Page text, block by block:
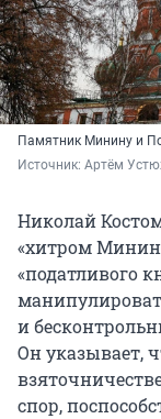
Памятник Минину и
Источник: Артём
Николай
«хитром
«податливого
и
Он указывает,
спор,